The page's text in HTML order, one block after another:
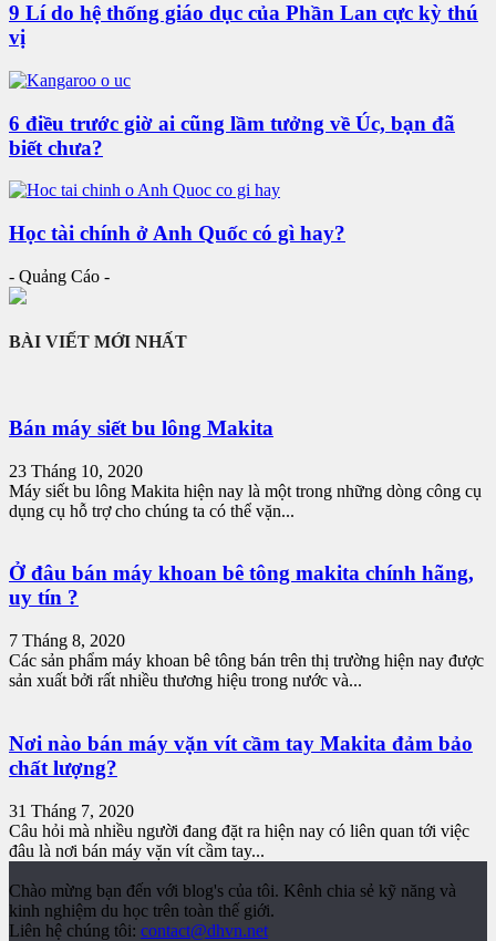
9 Lí do hệ thống giáo dục của Phần Lan cực kỳ thú
vị
6 điều trước giờ ai cũng lầm tưởng về Úc, bạn đã
biết chưa?
Học tài chính ở Anh Quốc có gì hay?
- Quảng Cáo -
BÀI VIẾT MỚI NHẤT
Bán máy siết bu lông Makita
23 Tháng 10, 2020
Máy siết bu lông Makita hiện nay là một trong những dòng công cụ
dụng cụ hỗ trợ cho chúng ta có thể vặn...
Ở đâu bán máy khoan bê tông makita chính hãng,
uy tín ?
7 Tháng 8, 2020
Các sản phẩm máy khoan bê tông bán trên thị trường hiện nay được
sản xuất bởi rất nhiều thương hiệu trong nước và...
Nơi nào bán máy vặn vít cầm tay Makita đảm bảo
chất lượng?
31 Tháng 7, 2020
Câu hỏi mà nhiều người đang đặt ra hiện nay có liên quan tới việc
đâu là nơi bán máy vặn vít cầm tay...
Chào mừng bạn đến với blog's của tôi. Kênh chia sẻ kỹ năng và
kinh nghiệm du học trên toàn thế giới.
Liên hệ chúng tôi: contact@dhvn.net